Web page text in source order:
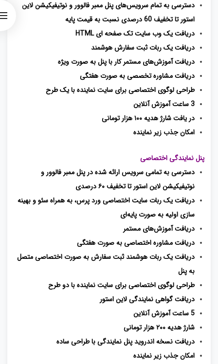
دسترسی به تمام سرویس‌های پنل ممبر فالوور و نوتیفیکیشن لاین
استور تا تخفیف 60 درصدی نسبت به قیمت پایه
دریافت یک وب سایت تک صفحه ای HTML
دریافت یک ربات ثبت سفارش هوشمند
دریافت آموزش‌های مستمر کار با پنل به صورت ویژه
دریافت مشاوره تخصصی به صورت هفتگی
طراحی لوگوی اختصاصی برای سایت نماینده با یک طرح
3 ساعت آموزش آنلاین
در یافت شارژ هدیه ۱۰۰ هزار تومانی
امکان جذب زیر نماینده
پنل نمایندگی اختصاصی
دسترسی به تمامی سرویس ارائه شده در پنل ممبر فالوور و
نوتیفیکیشن لاین استور تا تخفیف ۶۰ درصدی
دریافت یک ربات سایت اختصاصی ورد پرس، به همراه سئو و بهینه
‌سازی اولیه به صورت پایه‌ای
دریافت آموزش‌های مستمر
دریافت مشاوره اختصاصی به ‌صورت هفتگی
دریافت یک ربات هوشمند ثبت سفارش به صورت اختصاصی متصل
به پنل
طراحی لوگوی اختصاصی برای سایت نماینده با دو طرح
دریافت گواهی نمایندگی لاین استور
5 ساعت آموزش آنلاین
شارژ هدیه ۲۰۰ هزار تومانی
دریافت نسخه اندروید پنل نمایندگی با طراحی ساده
امکان جذب زیر نماینده